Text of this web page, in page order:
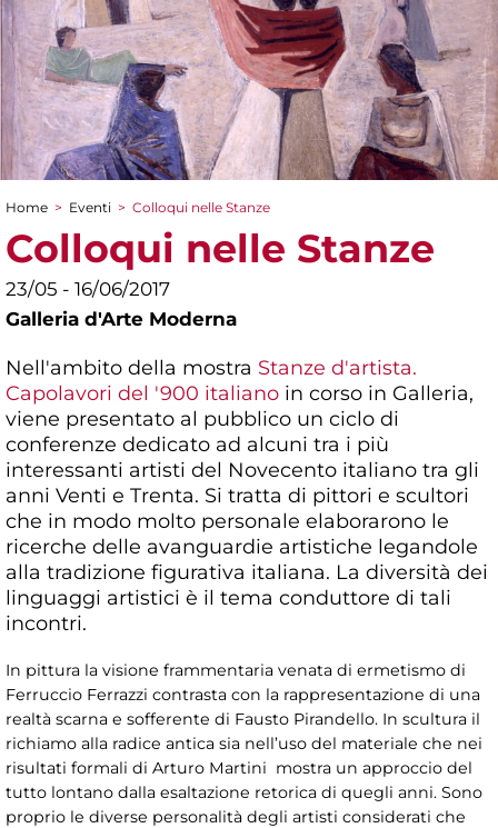
Tu sei qui
Home > Eventi > Colloqui nelle Stanze
Colloqui nelle Stanze
23/05 - 16/06/2017
Galleria d'Arte Moderna
Nell'ambito della mostra Stanze d'artista.
Capolavori del '900 italiano in corso in Galleria,
viene presentato al pubblico un ciclo di
conferenze dedicato ad alcuni tra i più
interessanti artisti del Novecento italiano tra gli
anni Venti e Trenta. Si tratta di pittori e scultori
che in modo molto personale elaborarono le
ricerche delle avanguardie artistiche legandole
alla tradizione figurativa italiana. La diversità dei
linguaggi artistici è il tema conduttore di tali
incontri.
In pittura la visione frammentaria venata di ermetismo di
Ferruccio Ferrazzi contrasta con la rappresentazione di una
realtà scarna e sofferente di Fausto Pirandello. In scultura il
richiamo alla radice antica sia nell’uso del materiale che nei
risultati formali di Arturo Martini mostra un approccio del
tutto lontano dalla esaltazione retorica di quegli anni. Sono
proprio le diverse personalità degli artisti considerati che